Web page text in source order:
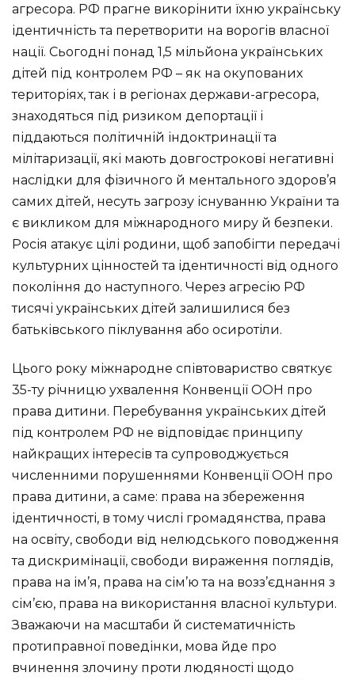
агресора. РФ прагне викорінити їхню українську
ідентичність та перетворити на ворогів власної
нації. Сьогодні понад 1,5 мільйона українських
дітей під контролем РФ – як на окупованих
територіях, так і в регіонах держави-агресора,
знаходяться під ризиком депортації і
піддаються політичній індоктринації та
мілітаризації, які мають довгострокові негативні
наслідки для фізичного й ментального здоров’я
самих дітей, несуть загрозу існуванню України та
є викликом для міжнародного миру й безпеки.
Росія атакує цілі родини, щоб запобігти передачі
культурних цінностей та ідентичності від одного
покоління до наступного. Через агресію РФ
тисячі українських дітей залишилися без
батьківського піклування або осиротіли.
Цього року міжнародне співтовариство святкує
35-ту річницю ухвалення Конвенції ООН про
права дитини. Перебування українських дітей
під контролем РФ не відповідає принципу
найкращих інтересів та супроводжується
численними порушеннями Конвенції ООН про
права дитини, а саме: права на збереження
ідентичності, в тому числі громадянства, права
на освіту, свободи від нелюдського поводження
та дискримінації, свободи вираження поглядів,
права на ім’я, права на сім’ю та на возз’єднання з
сім’єю, права на використання власної культури.
Зважаючи на масштаби й систематичність
протиправної поведінки, мова йде про
вчинення злочину проти людяності щодо